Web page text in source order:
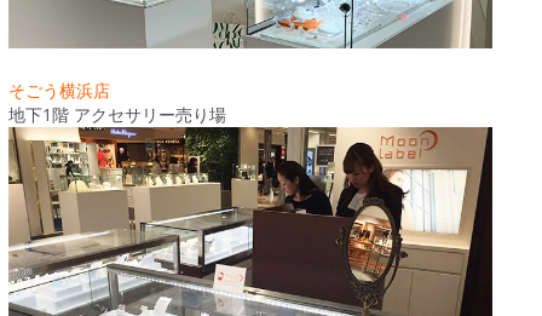
そごう横浜店
地下1階 アクセサリー売り場